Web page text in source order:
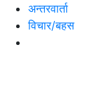
अन्तरवार्ता
विचार/बहस